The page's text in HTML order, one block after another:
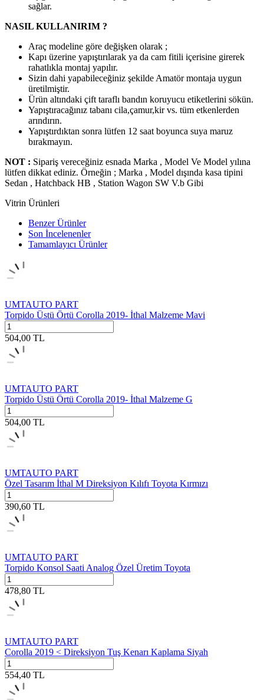
sağlar.
NASIL KULLANIRIM ?
Araç modeline göre değişken olarak ;
Kapı üzerine yapıştırılarak ya da cam fitili içerisine girerek
rahatlıkla montaj yapılır.
Sizin dahi yapabileceğiniz şekilde Amatör montaja uygun
üretilmiştir.
Ürün altındaki çift taraflı bandın koruyucu etiketlerini sökün.
Yapıştıracağınız tabanı cila,çamur,kir vs. tüm etkenlerden
arındırın.
Yapıştırdıktan sonra lütfen 12 saat boyunca suya maruz
bırakmayın.
NOT : Sipariş vereceğiniz esnada Marka , Model Ve Model yılına
lütfen dikkat ediniz. Örneğin ; Marka , Model dışında kasa tipini
Sedan , Hatchback HB , Station Wagon SW V.b Gibi
Vitrin Ürünleri
Benzer Ürünler
Son İncelenenler
Tamamlayıcı Ürünler
UMTAUTO PART
Torpido Üstü Örtü Corolla 2019- İthal Malzeme Mavi
504,00 TL
UMTAUTO PART
Torpido Üstü Örtü Corolla 2019- İthal Malzeme G
504,00 TL
UMTAUTO PART
Özel Tasarım İthal M Direksiyon Kılıfı Toyota Kırmızı
390,60 TL
UMTAUTO PART
Torpido Konsol Saati Analog Özel Üretim Toyota
478,80 TL
UMTAUTO PART
Corolla 2019 < Direksiyon Tuş Kenarı Kaplama Siyah
554,40 TL